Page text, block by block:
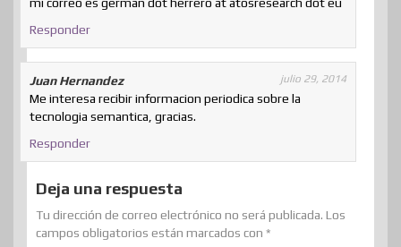
Responder
Juan Hernandez julio 29, 2014
Me interesa recibir informacion periodica sobre la
tecnologia semantica, gracias.
Responder
Deja una respuesta
Tu dirección de correo electrónico no será publicada. Los
campos obligatorios están marcados con *